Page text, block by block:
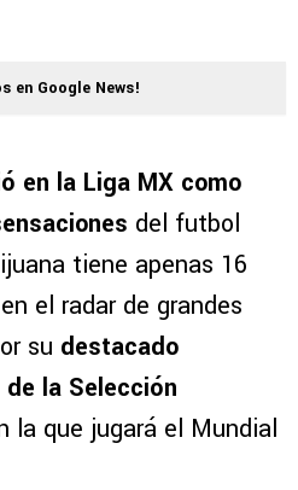
en Google News!
en la Liga MX como
del futbol
tiene apenas 16
el radar de grandes
su destacado
la Selección
la que jugará el Mundial